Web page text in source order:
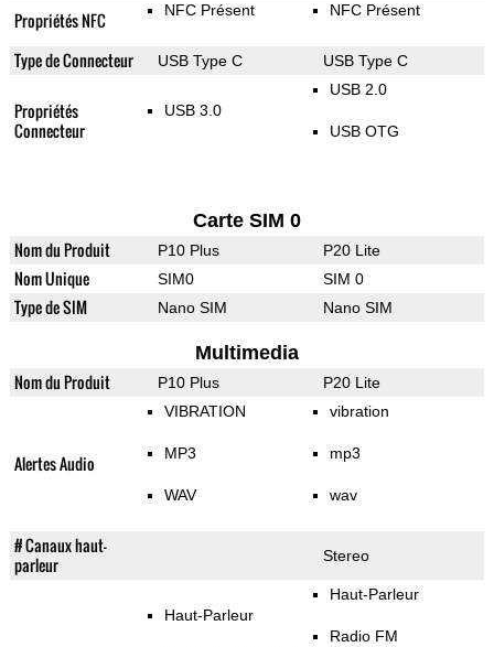
Propriétés NFC NFC Présent NFC Présent
Type de Connecteur USB Type C USB Type C
Propriétés
Connecteur
USB 3.0
USB 2.0
USB OTG
Carte SIM 0
Nom du Produit P10 Plus P20 Lite
Nom Unique SIM0 SIM 0
Type de SIM Nano SIM Nano SIM
Multimedia
Nom du Produit P10 Plus P20 Lite
Alertes Audio
VIBRATION
MP3
WAV
vibration
mp3
wav
# Canaux haut-
parleur
Stereo
Haut-Parleur
Haut-Parleur
Radio FM